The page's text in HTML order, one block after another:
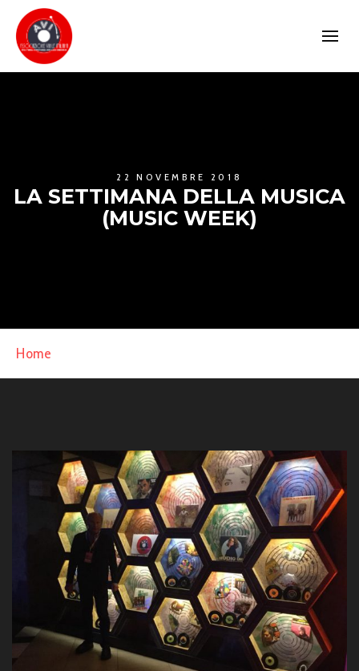
22 NOVEMBRE 2018
LA SETTIMANA DELLA MUSICA
(MUSIC WEEK)
Home